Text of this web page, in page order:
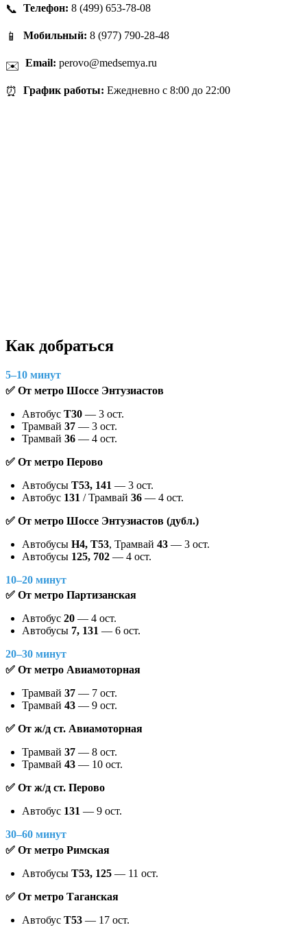
📞 Телефон: 8 (499) 653-78-08
📱 Мобильный: 8 (977) 790-28-48
✉️ Email: perovo@medsemya.ru
⏰ График работы: Ежедневно с 8:00 до 22:00
Как добраться
5–10 минут
✅ От метро Шоссе Энтузиастов
Автобус Т30 — 3 ост.
Трамвай 37 — 3 ост.
Трамвай 36 — 4 ост.
✅ От метро Перово
Автобусы Т53, 141 — 3 ост.
Автобус 131 / Трамвай 36 — 4 ост.
✅ От метро Шоссе Энтузиастов (дубл.)
Автобусы Н4, Т53, Трамвай 43 — 3 ост.
Автобусы 125, 702 — 4 ост.
10–20 минут
✅ От метро Партизанская
Автобус 20 — 4 ост.
Автобусы 7, 131 — 6 ост.
20–30 минут
✅ От метро Авиамоторная
Трамвай 37 — 7 ост.
Трамвай 43 — 9 ост.
✅ От ж/д ст. Авиамоторная
Трамвай 37 — 8 ост.
Трамвай 43 — 10 ост.
✅ От ж/д ст. Перово
Автобус 131 — 9 ост.
30–60 минут
✅ От метро Римская
Автобусы Т53, 125 — 11 ост.
✅ От метро Таганская
Автобус Т53 — 17 ост.